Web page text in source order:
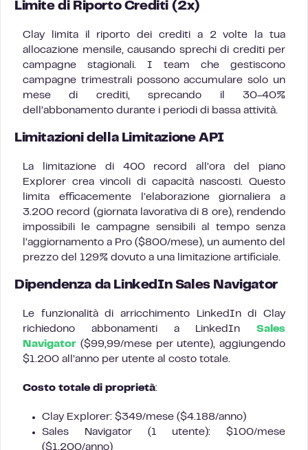
Limite di Riporto Crediti (2x)
Clay limita il riporto dei crediti a 2 volte la tua
allocazione mensile, causando sprechi di crediti per
campagne stagionali. I team che gestiscono
campagne trimestrali possono accumulare solo un
mese di crediti, sprecando il 30-40%
dell’abbonamento durante i periodi di bassa attività.
Limitazioni della Limitazione API
La limitazione di 400 record all’ora del piano
Explorer crea vincoli di capacità nascosti. Questo
limita efficacemente l’elaborazione giornaliera a
3.200 record (giornata lavorativa di 8 ore), rendendo
impossibili le campagne sensibili al tempo senza
l’aggiornamento a Pro ($800/mese), un aumento del
prezzo del 129% dovuto a una limitazione artificiale.
Dipendenza da LinkedIn Sales Navigator
Le funzionalità di arricchimento LinkedIn di Clay
richiedono abbonamenti a LinkedIn Sales
Navigator ($99,99/mese per utente), aggiungendo
$1.200 all’anno per utente al costo totale.
Costo totale di proprietà:
Clay Explorer: $349/mese ($4.188/anno)
Sales Navigator (1 utente): $100/mese
($1.200/anno)